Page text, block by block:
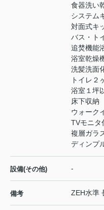
食器洗い
システム
対面式キ
バス・ト
追焚機能
浴室乾燥
洗髪洗面
トイレ２
浴室１坪
床下収納
ウォーク
TVモニタ
複層ガラ
ディンプ
設備(その他) -
備考 ZEH水準